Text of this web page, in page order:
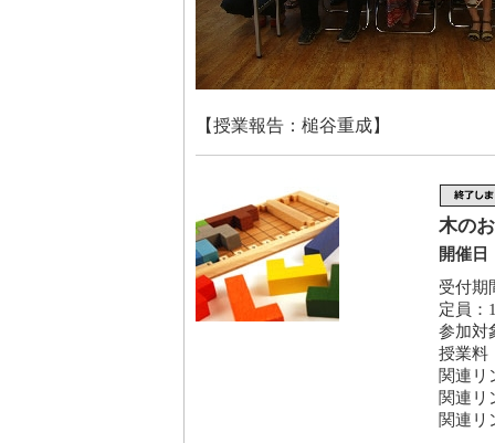
【授業報告：槌谷重成】
木の
開催日
受付
定員：
参加対
授業料
関連リ
関連リ
関連リ